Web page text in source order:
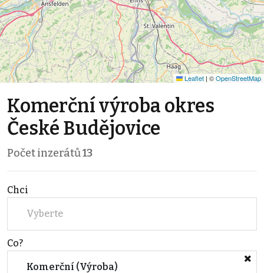
Leaflet | ©OpenStreetMap
Komerční výroba okres
České Budějovice
Počet inzerátů13
Chci
Vyberte
Co?
Komerční (Výroba)